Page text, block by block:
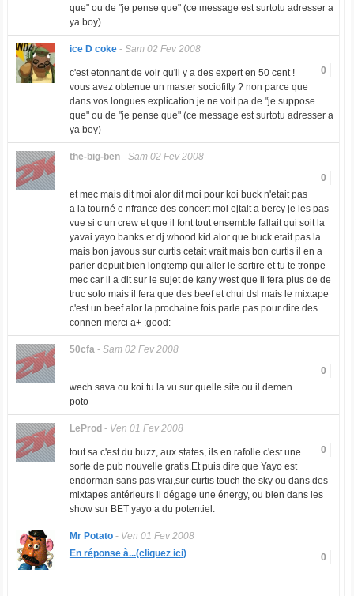
que" ou de "je pense que" (ce message est surtotu adresser a
ya boy)
ice D coke- Sam 02 Fev 2008
0
c'est etonnant de voir qu'il y a des expert en 50 cent !
vous avez obtenue un master sociofifty ? non parce que
dans vos longues explication je ne voit pa de "je suppose
que" ou de "je pense que" (ce message est surtotu adresser a
ya boy)
the-big-ben- Sam 02 Fev 2008
0
et mec mais dit moi alor dit moi pour koi buck n'etait pas
a la tourné e nfrance des concert moi ejtait a bercy je les pas
vue si c un crew et que il font tout ensemble fallait qui soit la
yavai yayo banks et dj whood kid alor que buck etait pas la
mais bon javous sur curtis cetait vrait mais bon curtis il en a
parler depuit bien longtemp qui aller le sortire et tu te tronpe
mec car il a dit sur le sujet de kany west que il fera plus de de
truc solo mais il fera que des beef et chui dsl mais le mixtape
c'est un beef alor la prochaine fois parle pas pour dire des
conneri merci a+ :good:
50cfa- Sam 02 Fev 2008
0
wech sava ou koi tu la vu sur quelle site ou il demen
poto
LeProd - Ven 01 Fev 2008
0
tout sa c'est du buzz, aux states, ils en rafolle c'est une
sorte de pub nouvelle gratis.Et puis dire que Yayo est
endorman sans pas vrai,sur curtis touch the sky ou dans des
mixtapes antérieurs il dégage une énergy, ou bien dans les
show sur BET yayo a du potentiel.
Mr Potato- Ven 01 Fev 2008
0
En réponse à...(cliquez ici)